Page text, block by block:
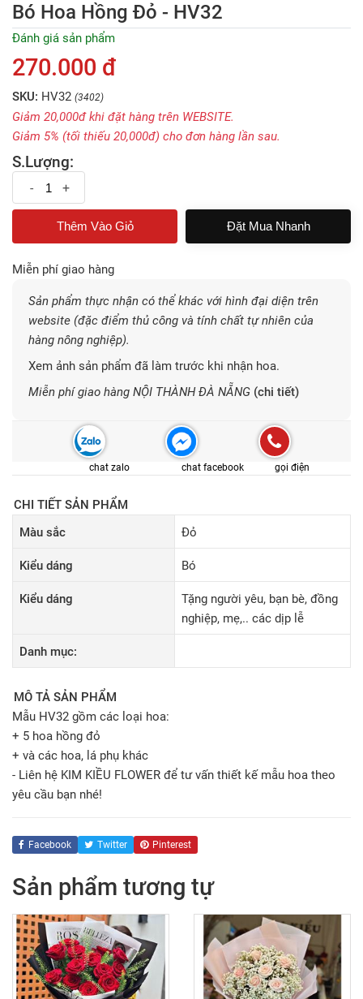
Bó Hoa Hồng Đỏ - HV32
Đánh giá sản phẩm
270.000 đ
SKU: HV32 (3402)
Giảm 20,000đ khi đặt hàng trên WEBSITE.
Giảm 5% (tối thiếu 20,000đ) cho đơn hàng lần sau.
S.Lượng:
- +
Đặt Mua Nhanh
Miễn phí giao hàng
Sản phẩm thực nhận có thể khác với hình đại diện trên
website (đặc điểm thủ công và tính chất tự nhiên của
hàng nông nghiệp).
Xem ảnh sản phẩm đã làm trước khi nhận hoa.
Miễn phí giao hàng NỘI THÀNH ĐÀ NẴNG (chi tiết)
chat zalo chat facebook gọi điện
CHI TIẾT SẢN PHẨM
Màu sắc
Đỏ
Kiểu dáng Bó
Kiểu dáng
Tặng người yêu, bạn bè, đồng
nghiệp, mẹ,.. các dịp lễ
Danh mục:
MÔ TẢ SẢN PHẨM
Mẫu HV32 gồm các loại hoa:
+ 5 hoa hồng đỏ
+ và các hoa, lá phụ khác
- Liên hệ KIM KIỀU FLOWER để tư vấn thiết kế mẫu hoa theo
yêu cầu bạn nhé!
Facebook Twitter Pinterest
Sản phẩm tương tự